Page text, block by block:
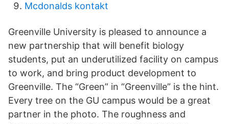
Mcdonalds kontakt
Greenville University is pleased to announce a
new partnership that will benefit biology
students, put an underutilized facility on campus
to work, and bring product development to
Greenville. The “Green” in “Greenville” is the hint.
Every tree on the GU campus would be a great
partner in the photo. The roughness and